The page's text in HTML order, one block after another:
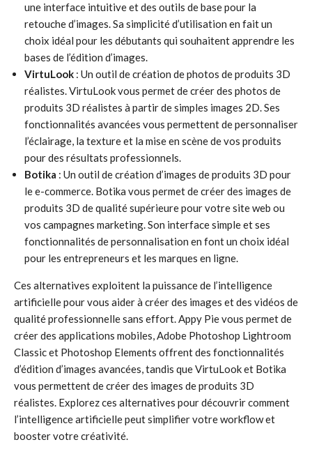
une interface intuitive et des outils de base pour la
retouche d’images. Sa simplicité d’utilisation en fait un
choix idéal pour les débutants qui souhaitent apprendre les
bases de l’édition d’images.
VirtuLook : Un outil de création de photos de produits 3D
réalistes. VirtuLook vous permet de créer des photos de
produits 3D réalistes à partir de simples images 2D. Ses
fonctionnalités avancées vous permettent de personnaliser
l’éclairage, la texture et la mise en scène de vos produits
pour des résultats professionnels.
Botika : Un outil de création d’images de produits 3D pour
le e-commerce. Botika vous permet de créer des images de
produits 3D de qualité supérieure pour votre site web ou
vos campagnes marketing. Son interface simple et ses
fonctionnalités de personnalisation en font un choix idéal
pour les entrepreneurs et les marques en ligne.
Ces alternatives exploitent la puissance de l’intelligence
artificielle pour vous aider à créer des images et des vidéos de
qualité professionnelle sans effort. Appy Pie vous permet de
créer des applications mobiles, Adobe Photoshop Lightroom
Classic et Photoshop Elements offrent des fonctionnalités
d’édition d’images avancées, tandis que VirtuLook et Botika
vous permettent de créer des images de produits 3D
réalistes. Explorez ces alternatives pour découvrir comment
l’intelligence artificielle peut simplifier votre workflow et
booster votre créativité.